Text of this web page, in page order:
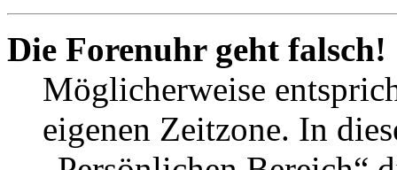
Die Forenuhr geht falsch!
Möglicherweise
eigenen Zeitzone. In